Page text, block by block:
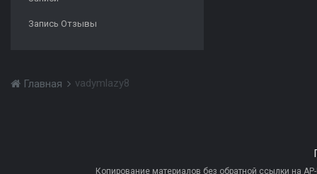
Запись Отзывы
Главная vadymlazy8
Копирование материалов без обратной ссылки на